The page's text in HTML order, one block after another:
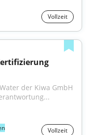
Vollzeit
der Kiwa GmbH
Vollzeit